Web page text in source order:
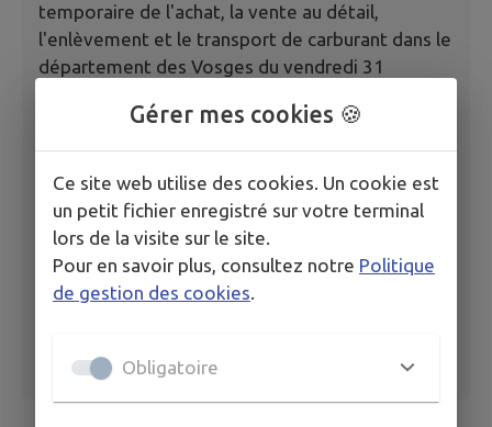
temporaire de l'achat, la vente au détail,
l'enlèvement et le transport de carburant dans le
département des Vosges du vendredi 31
2025 à 12h00.
Arrêté préfectoral du 28 octobre 2025
Gérer mes cookies 🍪
Ce site web utilise des cookies. Un cookie est
un petit fichier enregistré sur votre terminal
lors de la visite sur le site.
Pour en savoir plus, consultez notre Politique
de gestion des cookies
Obligatoire